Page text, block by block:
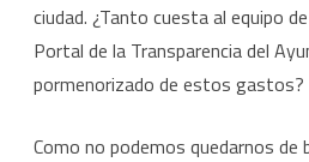
ciudad. ¿Tanto cuesta al equipo
Portal de la Transparencia del
pormenorizado de estos gastos?
Como no podemos quedarnos de